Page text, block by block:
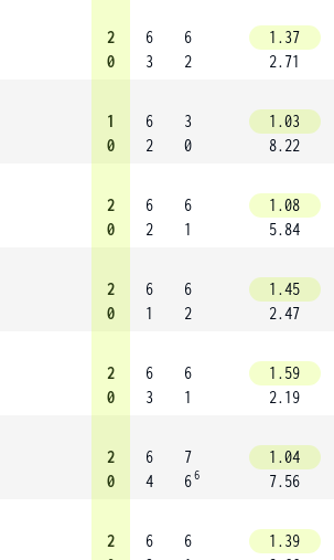
2
0
6
3
6
2
1.37
2.71
1
0
6
2
3
0
1.03
8.22
2
0
6
2
6
1
1.08
5.84
2
0
6
1
6
2
1.45
2.47
2
0
6
3
6
1
1.59
2.19
2
0
6
4
7
66
1.04
7.56
2
6
6
1.39